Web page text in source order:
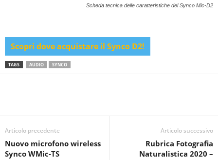
Scheda tecnica delle caratteristiche del Synco Mic-D2
Scopri dove acquistare il Synco D2!
TAGS AUDIO SYNCO
Articolo precedente
Nuovo microfono wireless
Synco WMic-TS
Articolo successivo
Rubrica Fotografia
Naturalistica 2020 –